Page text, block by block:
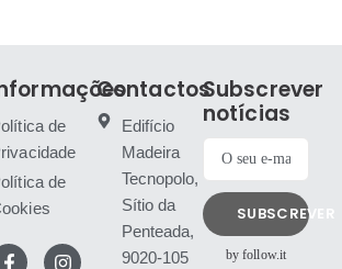
de
de
Contactos
Edifício
Madeira
Tecnopolo,
Sítio da
Penteada,
9020-105
Subscrever
notícias
SUBSCREVER
by follow.it